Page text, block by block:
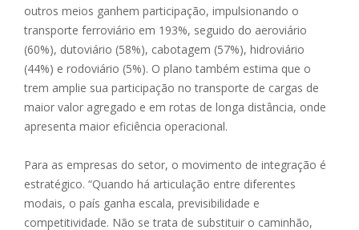
outros meios ganhem participação, impulsionando o
transporte ferroviário em 193%, seguido do aeroviário
(60%), dutoviário (58%), cabotagem (57%), hidroviário
(44%) e rodoviário (5%). O plano também estima que o
trem amplie sua participação no transporte de cargas de
maior valor agregado e em rotas de longa distância, onde
apresenta maior eficiência operacional.
Para as empresas do setor, o movimento de integração é
estratégico. “Quando há articulação entre diferentes
modais, o país ganha escala, previsibilidade e
competitividade. Não se trata de substituir o caminhão,